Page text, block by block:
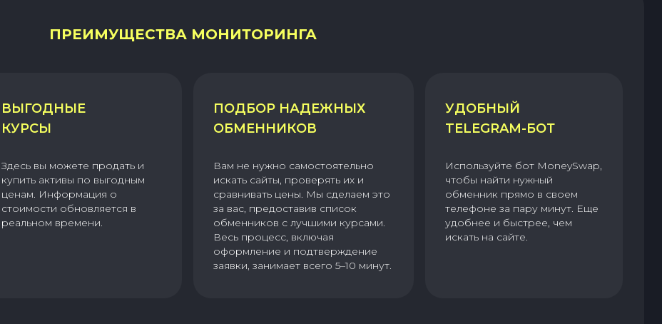
ПРЕИМУЩЕСТВА МОНИТОРИНГА
ВЫГОДНЫЕ
КУРСЫ
Здесь вы можете продать и
купить активы по выгодным
ценам. Информация о
стоимости обновляется в
реальном времени.
ПОДБОР НАДЕЖНЫХ
ОБМЕННИКОВ
Вам не нужно самостоятельно
искать сайты, проверять их и
сравнивать цены. Мы сделаем это
за вас, предоставив список
обменников с лучшими курсами.
Весь процесс, включая
оформление и подтверждение
заявки, занимает всего 5–10 минут.
УДОБНЫЙ
TELEGRAM-БОТ
Используйте бот MoneySwap,
чтобы найти нужный
обменник прямо в своем
телефоне за пару минут. Еще
удобнее и быстрее, чем
искать на сайте.